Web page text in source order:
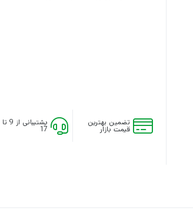
تضمین بهترین
قیمت بازار
پشتیبانی از 9 تا
17